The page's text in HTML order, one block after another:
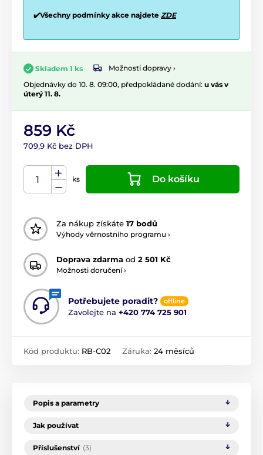
✔️Všechny podmínky akce najdete ZDE
Skladem 1 ks
Možnosti dopravy ›
Objednávky do 10. 8. 09:00, předpokládané dodání: u vás v
úterý 11. 8.
859 Kč
709,9 Kč bez DPH
ks Do košíku
Za nákup získáte 17 bodů
Výhody věrnostního programu ›
Doprava zdarma od 2 501 Kč
Možnosti doručení ›
Potřebujete poradit? offline
Zavolejte na +420 774 725 901
Kód produktu: RB-C02 Záruka: 24 měsíců
Popis a parametry
Jak používat
Příslušenství (3)